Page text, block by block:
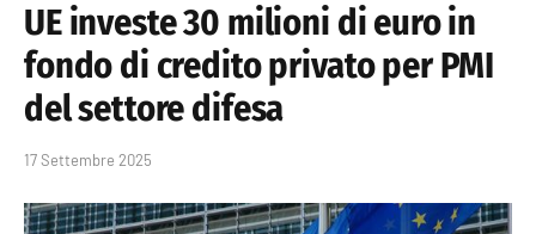
UE investe 30 milioni di euro in
fondo di credito privato per PMI
del settore difesa
17 Settembre 2025